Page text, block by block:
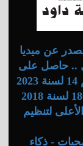
عن ميديا
.. حاصل على
ترخيص المجلس الأعلى لتنظيم الإعلام رقم 14 لسنة 2023
ويعمل وفقا لقراراته وطبقا للقانون رقم 180 لسنة 2018
لتنظيم
- ذكاء